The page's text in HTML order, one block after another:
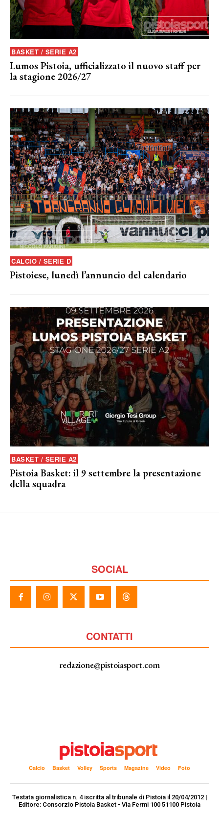
BASKET / SERIE A2
Lumos Pistoia, ufficializzato il nuovo staff per
la stagione 2026/27
CALCIO / SERIE D
Pistoiese, lunedì l’annuncio del calendario
BASKET / SERIE A2
Pistoia Basket: il 9 settembre la presentazione
della squadra
SOCIAL
CONTATTI
redazione@pistoiasport.com
Calcio Basket Volley Sports Magazine Video Foto
Testata giornalistica n. 4 iscritta al tribunale di Pistoia il 20/04/2012 |
Editore: Consorzio Pistoia Basket - Via Fermi 100 51100 Pistoia